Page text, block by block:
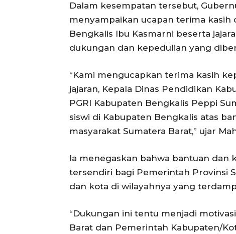
Dalam kesempatan tersebut,
menyampaikan ucapan terima
Bengkalis Ibu Kasmarni beserta
dukungan dan kepedulian yang
“Kami mengucapkan terima kasih
jajaran, Kepala Dinas Pendidikan
PGRI Kabupaten Bengkalis Peppi
siswi di Kabupaten Bengkalis atas
masyarakat Sumatera Barat,” ujar
Ia menegaskan bahwa bantuan dan
tersendiri bagi Pemerintah Provinsi
dan kota di wilayahnya yang
“Dukungan ini tentu menjadi
Barat dan Pemerintah Kabupaten/